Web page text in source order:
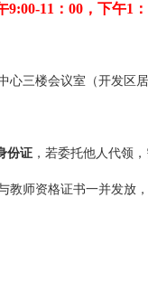
9:00-11：00，下午1：
心三楼会议室（开发区
份证 ，若委托他人代领
教师资格证书一并发放，